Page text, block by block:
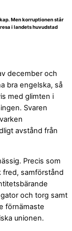
Men korruptionen står
i landets huvudstad
december och
bra engelska, så
med glimten i
Svaren
avstånd från
Precis som
fred, samförstånd
och torg samt
förnämaste
unionen.